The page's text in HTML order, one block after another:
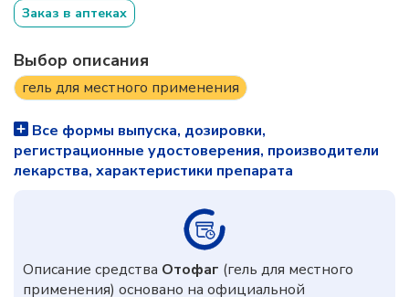
Заказ в аптеках
Выбор описания
гель для местного применения
Все формы выпуска, дозировки,
регистрационные удостоверения, производители
лекарства, характеристики препарата
Описание средства Отофаг (гель для местного
применения) основано на официальной